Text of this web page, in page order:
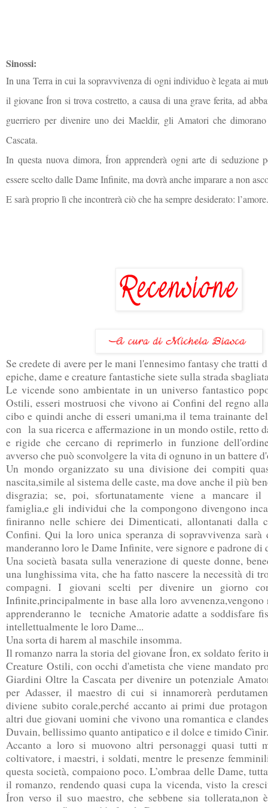
Sinossi:
In una Terra in cui la sopravvivenza di ogni individuo è legata ai
il giovane Íron si trova costretto, a causa di una grave ferita, ad
guerriero per divenire uno dei Maeldir, gli Amatori che
Cascata.
In questa nuova dimora, Íron apprenderà ogni arte di seduzione
essere scelto dalle Dame Infinite, ma dovrà anche imparare a non
E sarà proprio lì che incontrerà ciò che ha sempre desiderato: l’amore.
Se credete di avere per le mani l'ennesimo fantasy che tratti
epiche, dame e creature fantastiche siete sulla strada
Le vicende sono ambientate in un universo fantastico
Ostili, esseri mostruosi che vivono ai Confini del regno
cibo e quindi anche di esseri umani,ma il tema trainante
con la sua ricerca e affermazione in un mondo ostile, retto
e rigide che cercano di reprimerlo in funzione
avverso che può sconvolgere la vita di ognuno in un battere
Un mondo organizzato su una divisione dei compiti
nascita,simile al sistema delle caste, ma dove anche il più
disgrazia; se, poi, sfortunatamente viene a mancare il
famiglia,e gli individui che la compongono divengono
finiranno nelle schiere dei Dimenticati, allontanati dalla
Confini. Qui la loro unica speranza di sopravvivenza
manderanno loro le Dame Infinite, vere signore e padrone di
Una società basata sulla venerazione di queste donne,
una lunghissima vita, che ha fatto nascere la necessità di
compagni. I giovani scelti per divenire un giorno
Infinite,principalmente in base alla loro
apprenderanno le tecniche Amatorie adatte a soddisfare
intellettualmente le loro Dame...
Una sorta di harem al maschile insomma.
Il romanzo narra la storia del giovane Íron, ex soldato ferito
Creature Ostili, con occhi d'ametista che viene mandato
Giardini Oltre la Cascata per divenire un potenziale
per Adasser, il maestro di cui si innamorerà
diviene subito corale,perché accanto ai primi due
altri due giovani uomini che vivono una romantica e
Duvain, bellissimo quanto antipatico e il dolce e timido Cìnir.
Accanto a loro si muovono altri personaggi quasi tutti
coltivatore, i maestri, i soldati, mentre le presenze
questa società, compaiono poco. L’ombraa delle Dame,
il romanzo, rendendo quasi cupa la vicenda, visto la
Íron verso il suo maestro, che sebbene sia tollerata,non